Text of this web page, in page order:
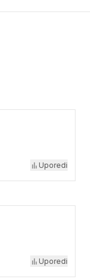
Uporedi
Uporedi